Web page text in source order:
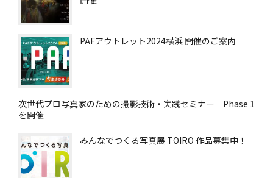
PAFアウトレット2024横浜 開催のご案内
次世代プロ写真家のための撮影技術・実践セミナー Phase 1
を開催
みんなでつくる写真展 TOIRO 作品募集中！